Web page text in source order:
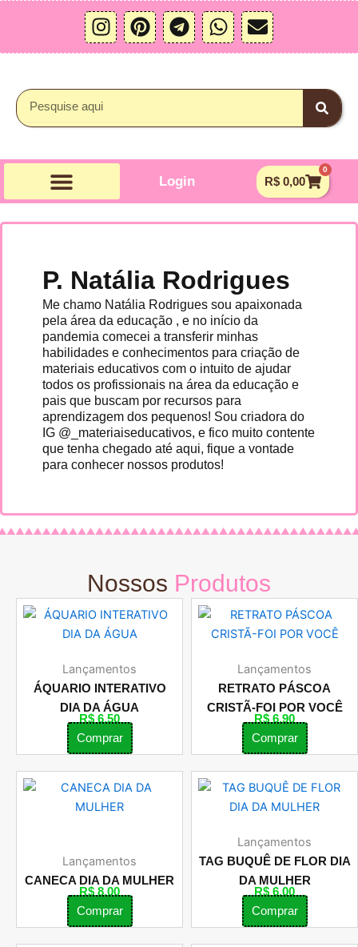
I
n
s
a
a
P
i
n
s
T
e
l
m
W
h
a
p
E
n
v
e
Pesquisar
Login R$0,00
0
P. Natália Rodrigues
Me chamo Natália Rodrigues sou apaixonada
pela área da educação , e no início da
pandemia comecei a transferir minhas
habilidades e conhecimentos para criação de
materiais educativos com o intuito de ajudar
todos os profissionais na área da educação e
pais que buscam por recursos para
aprendizagem dos pequenos! Sou criadora do
IG @_materiaiseducativos, e fico muito contente
que tenha chegado até aqui, fique a vontade
para conhecer nossos produtos!
Nossos Produtos
Lançamentos
ÁQUARIO INTERATIVO
DIA DA ÁGUA
R$ 6,50
Comprar
Lançamentos
RETRATO PÁSCOA
CRISTÃ-FOI POR VOCÊ
R$ 6,90
Comprar
Lançamentos
CANECA DIA DA MULHER
R$ 8,00
Comprar
Lançamentos
TAG BUQUÊ DE FLOR DIA
DA MULHER
R$ 6,00
Comprar